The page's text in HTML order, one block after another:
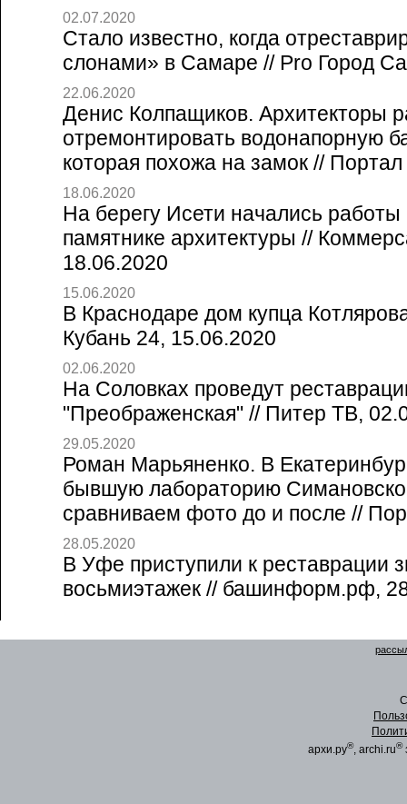
02.07.2020
Стало известно, когда
слонами» в Самаре // Pro Город
22.06.2020
Денис Колпащиков. Архитекторы
отремонтировать водонапорную
которая похожа на замок //
18.06.2020
На берегу Исети начались
памятнике архитектуры //
18.06.2020
15.06.2020
В Краснодаре дом купца
Кубань 24, 15.06.2020
02.06.2020
На Соловках проведут
"Преображенская" // Питер ТВ,
29.05.2020
Роман Марьяненко. В
бывшую лабораторию
сравниваем фото до и после //
28.05.2020
В Уфе приступили к реставрации
восьмиэтажек // башинформ.рф,
архи.ру®, archi.ru®